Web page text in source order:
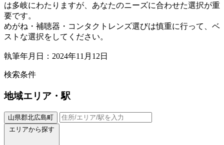
は多岐にわたりますが、あなたのニーズに合わせた選択が重
要です。
めがね・補聴器・コンタクトレンズ選びは慎重に行って、ベ
ストな選択をしてください。
執筆年月日：2024年11月12日
検索条件
地域エリア・駅
山県郡北広島町
エリアから探す